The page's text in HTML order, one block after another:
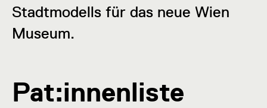
Stadtmodells für das neue Wien
Museum.
Pat:innenliste